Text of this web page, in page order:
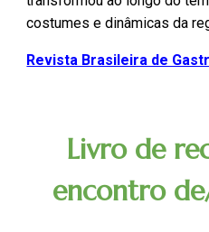
costumes e dinâmicas da
Revista Brasileira de
Livro de
encontro